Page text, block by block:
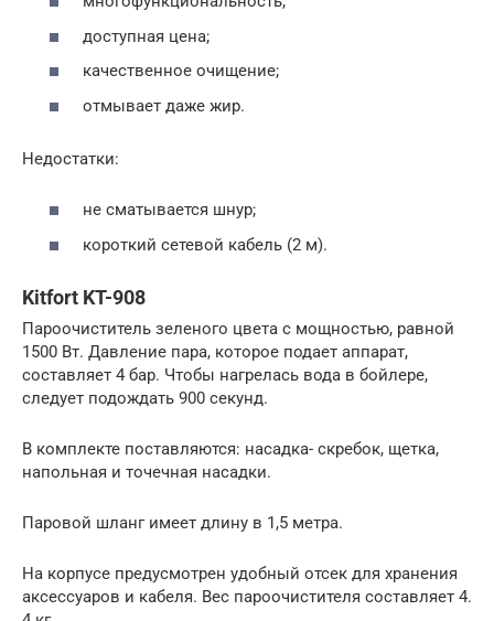
доступная цена;
качественное очищение;
отмывает даже жир.
Недостатки:
не сматывается шнур;
короткий сетевой кабель (2 м).
Kitfort KT-908
Пароочиститель зеленого цвета с мощностью, равной
1500 Вт. Давление пара, которое подает аппарат,
составляет 4 бар. Чтобы нагрелась вода в бойлере,
следует подождать 900 секунд.
В комплекте поставляются: насадка- скребок, щетка,
напольная и точечная насадки.
Паровой шланг имеет длину в 1,5 метра.
На корпусе предусмотрен удобный отсек для хранения
аксессуаров и кабеля. Вес пароочистителя составляет 4.